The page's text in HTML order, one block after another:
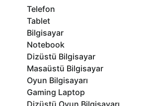
Telefon
Tablet
Bilgisayar
Notebook
Dizüstü Bilgisayar
Masaüstü Bilgisayar
Oyun Bilgisayarı
Gaming Laptop
Dizüstü Oyun Bilgisayarı